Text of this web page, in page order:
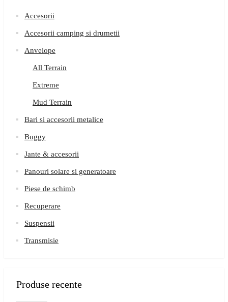
Accesorii
Accesorii camping si drumetii
Anvelope
All Terrain
Extreme
Mud Terrain
Bari si accesorii metalice
Buggy
Jante & accesorii
Panouri solare si generatoare
Piese de schimb
Recuperare
Suspensii
Transmisie
Produse recente